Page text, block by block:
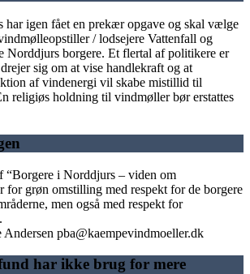
har igen fået en prekær opgave og skal vælge
/ lodsejere Vattenfall og
Norddjurs borgere. Et flertal af politikere er
sig om at vise handlekraft og at
af vindenergi vil skabe mistillid til
religiøs holdning til vindmøller bør erstattes
“Borgere i Norddjurs – viden om
for grøn omstilling med respekt for de borgere
men også med respekt for
pba@kaempevindmoeller.dk
har ikke brug for mere